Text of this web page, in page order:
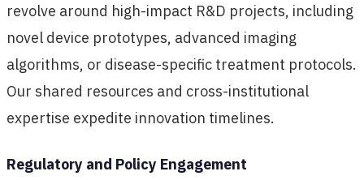
revolve around high-impact R&D projects, including
novel device prototypes, advanced imaging
algorithms, or disease-specific treatment protocols.
Our shared resources and cross-institutional
expertise expedite innovation timelines.
Regulatory and Policy Engagement